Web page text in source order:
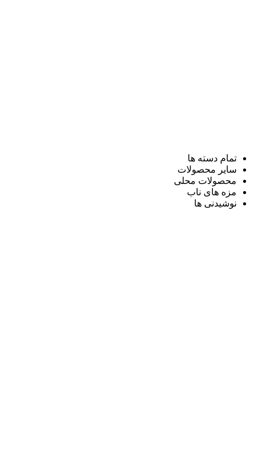
تمام دسته ها
سایر محصولات
محصولات محلی
مزه های ناب
نوشیدنی ها